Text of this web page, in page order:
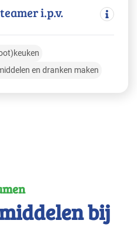
i.p.v.
en dranken maken
bij